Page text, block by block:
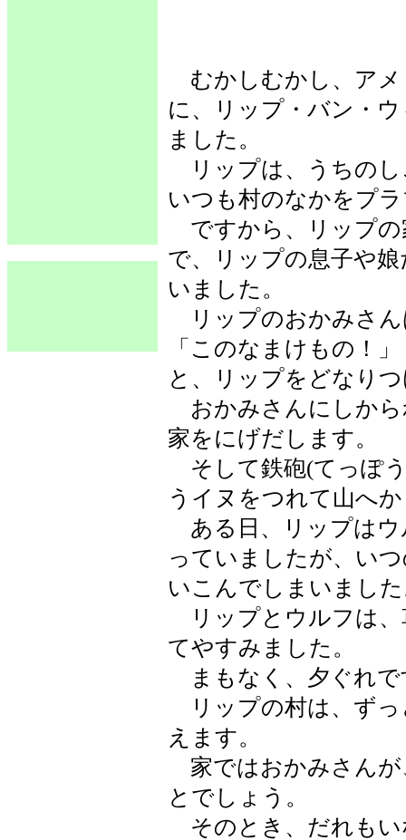
むかしむかし、アメ
に、リップ・バン・
ました。
リップは、うちのし
いつも村のなかをプ
ですから、リップの
で、リップの息子や
いました。
リップのおかみさん
「このなまけもの！」
と、リップをどなり
おかみさんにしから
家をにげだします。
そして鉄砲(てっぽ
うイヌをつれて山へ
ある日、リップはウ
っていましたが、い
いこんでしまいまし
リップとウルフは、
てやすみました。
まもなく、夕ぐれで
リップの村は、ずっ
えます。
家ではおかみさんが
とでしょう。
そのとき、だれもい